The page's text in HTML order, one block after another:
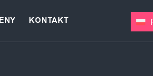
KONTAKT